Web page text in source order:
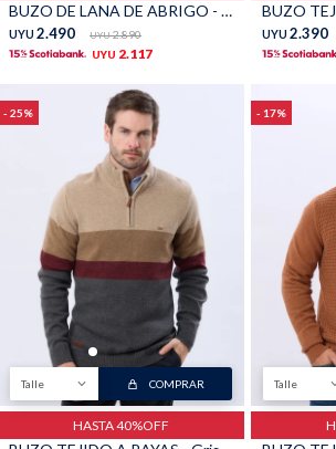
BUZO DE LANA DE ABRIGO - Tostado
UYU 2.490 UYU 2.890
UYU 2.117
BUZO
UYU 2.390
25
Talle COMPRAR
HASTA 40%OFF
17
Talle